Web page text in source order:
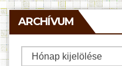
ARCHÍVUM
Archívum